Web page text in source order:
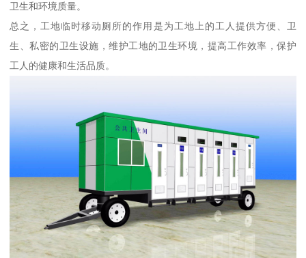
卫生和环境质量。
总之，工地临时移动厕所的作用是为工地上的工人提供方便、卫
生、私密的卫生设施，维护工地的卫生环境，提高工作效率，保护
工人的健康和生活品质。